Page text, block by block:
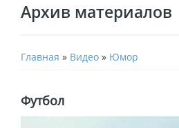
Архив материалов
Главная » Видео » Юмор
Футбол